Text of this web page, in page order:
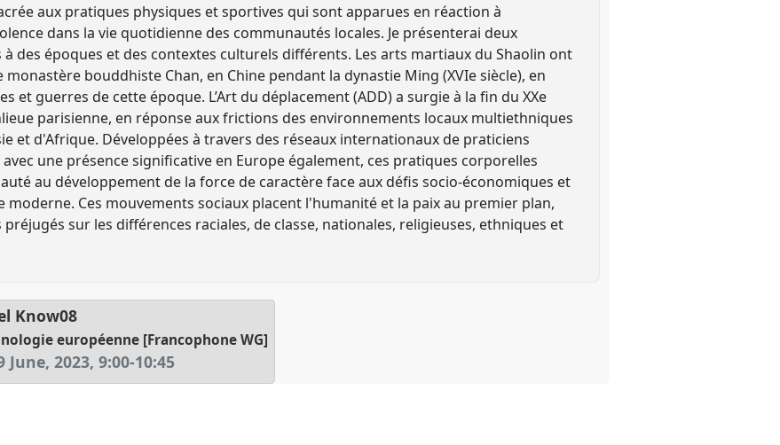
aux pratiques physiques et sportives qui sont apparues en réaction à
dans la vie quotidienne des communautés locales. Je présenterai deux
des époques et des contextes culturels différents. Les arts martiaux du Shaolin ont
monastère bouddhiste Chan, en Chine pendant la dynastie Ming (XVIe siècle), en
et guerres de cette époque. L’Art du déplacement (ADD) a surgie à la fin du XXe
parisienne, en réponse aux frictions des environnements locaux multiethniques
et d'Afrique. Développées à travers des réseaux internationaux de praticiens
une présence significative en Europe également, ces pratiques corporelles
au développement de la force de caractère face aux défis socio-économiques et
moderne. Ces mouvements sociaux placent l'humanité et la paix au premier plan,
sur les différences raciales, de classe, nationales, religieuses, ethniques et
Know08
européenne [Francophone WG]
June, 2023,9:00-10:45